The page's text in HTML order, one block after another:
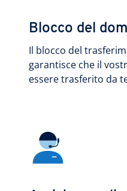
Blocco del
Il blocco del
garantisce che il
essere trasferito da